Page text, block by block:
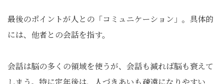
最後のポイントが人との「コミュニケーション」。具体的
には、他者との会話を指す。
会話は脳の多くの領域を使うが、会話も減れば脳も衰えて